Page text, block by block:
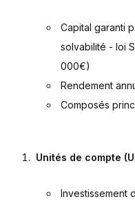
Capital garanti
solvabilité - loi
000€)
Rendement
Composés
Unités de compte
Investissement